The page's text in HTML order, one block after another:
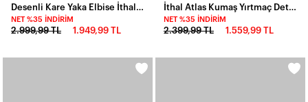
NET %35 İNDIRIM
2.999,99 TL 1.949,99 TL
NET %35 İNDIRIM
2.399,99 TL 1.559,99 TL